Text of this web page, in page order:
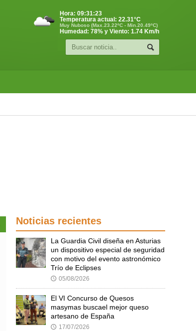
Hora: 09:31:24
Temperatura actual: 22.31°C
Muy Nuboso (Max.23.22ºC - Min.20.49ºC)
Humedad: 78% y Viento: 1.74 Km/h
Noticias recientes
La Guardia Civil diseña en Asturias
un dispositivo especial de seguridad
con motivo del evento astronómico
Trío de Eclipses
🕔 05/08/2026
El VI Concurso de Quesos
masymas buscael mejor queso
artesano de España
🕔 17/07/2026